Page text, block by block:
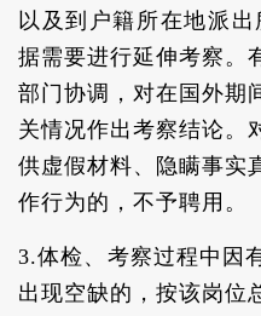
以及到户籍所在地派
据需要进行延伸考察。
部门协调，对在国外期
关情况作出考察结论。
供虚假材料、隐瞒事实
作行为的，不予聘用。
3.体检、考察过程中因
出现空缺的，按该岗位